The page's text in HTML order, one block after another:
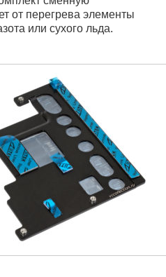
от перегрева элементы
или сухого льда.